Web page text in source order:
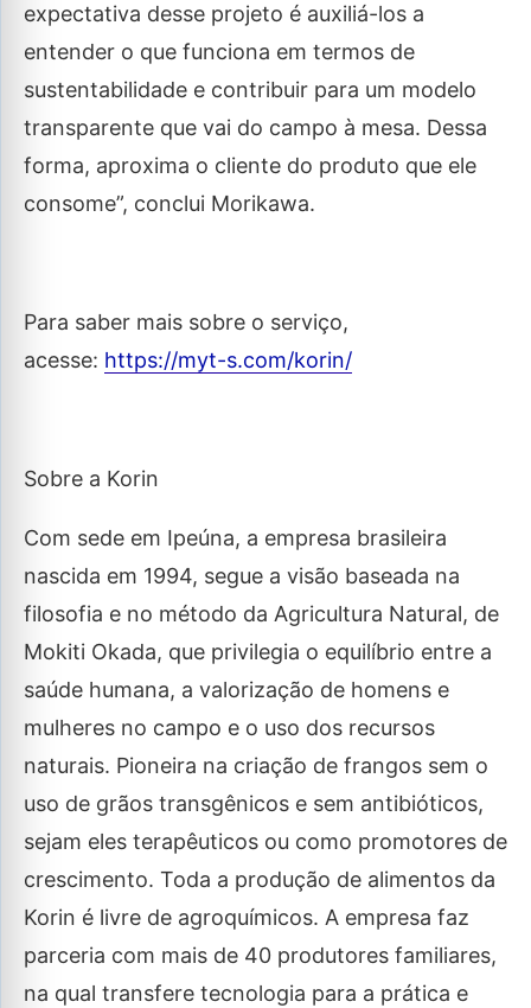
expectativa desse projeto é auxiliá-los a
entender o que funciona em termos de
sustentabilidade e contribuir para um modelo
transparente que vai do campo à mesa. Dessa
forma, aproxima o cliente do produto que ele
consome”, conclui Morikawa.
Para saber mais sobre o serviço,
acesse: https://myt-s.com/korin/
Sobre a Korin
Com sede em Ipeúna, a empresa brasileira
nascida em 1994, segue a visão baseada na
filosofia e no método da Agricultura Natural, de
Mokiti Okada, que privilegia o equilíbrio entre a
saúde humana, a valorização de homens e
mulheres no campo e o uso dos recursos
naturais. Pioneira na criação de frangos sem o
uso de grãos transgênicos e sem antibióticos,
sejam eles terapêuticos ou como promotores de
crescimento. Toda a produção de alimentos da
Korin é livre de agroquímicos. A empresa faz
parceria com mais de 40 produtores familiares,
na qual transfere tecnologia para a prática e